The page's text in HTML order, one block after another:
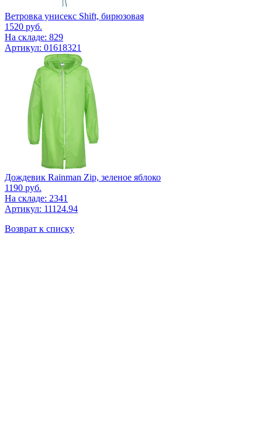
Ветровка унисекс Shift, бирюзовая
1520 руб.
На складе: 829
Артикул: 01618321
Дождевик Rainman Zip, зеленое яблоко
1190 руб.
На складе: 2341
Артикул: 11124.94
Возврат к списку